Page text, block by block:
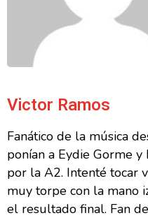
Victor Ramos
Fanático de la música
ponían a Eydie Gorme y
por la A2. Intenté tocar
muy torpe con la mano
el resultado final. Fan